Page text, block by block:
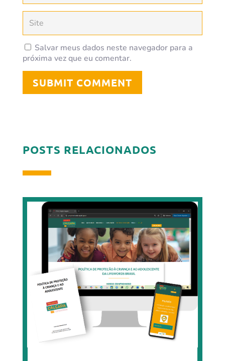
Salvar meus dados neste navegador para a
próxima vez que eu comentar.
SUBMIT COMMENT
POSTS RELACIONADOS